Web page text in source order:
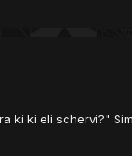
ki ki eli schervi?"